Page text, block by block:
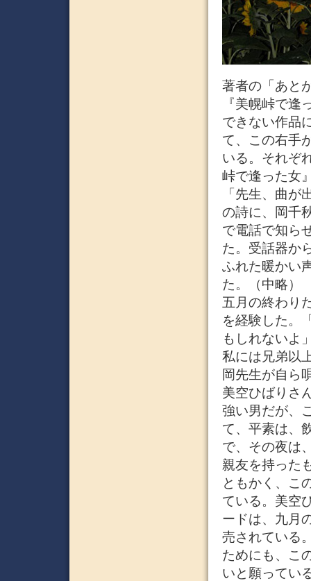
著者の「あと
『美幌峠で
できない作品
て、この右手
いる。それぞ
峠で逢った女
「先生、曲
の詩に、岡千
で電話で知ら
た。受話器か
ふれた暖かい
た。（中略）
五月の終わり
を経験した。
もしれないよ
私には兄弟以
岡先生が自ら
美空ひばりさ
強い男だが、
て、平素は、
で、その夜は
親友を持った
ともかく、こ
ている。美空
ードは、九月
売されている
ためにも、こ
いと願ってい